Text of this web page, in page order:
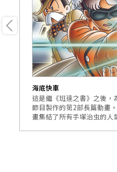
海底快車
這是繼《班達之書》之後，
節目製作的第2部長篇動畫
畫集結了所有手塚治虫的人